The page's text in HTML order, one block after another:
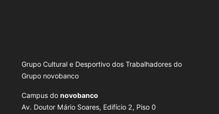
Grupo Cultural e Desportivo dos Trabalhadores do
Grupo novobanco
Campus do novobanco
Av. Doutor Mário Soares, Edifício 2, Piso 0